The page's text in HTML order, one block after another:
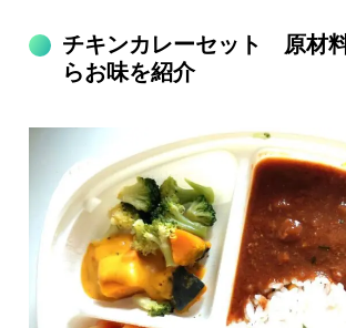
チキンカレーセット 原材
らお味を紹介